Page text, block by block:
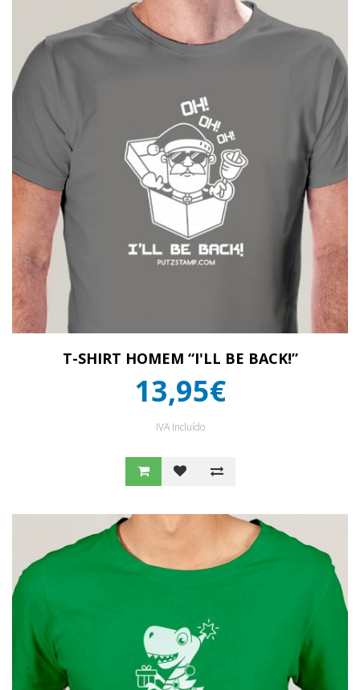
T-SHIRT HOMEM “I'LL BE BACK!”
13,95€
IVA Incluído